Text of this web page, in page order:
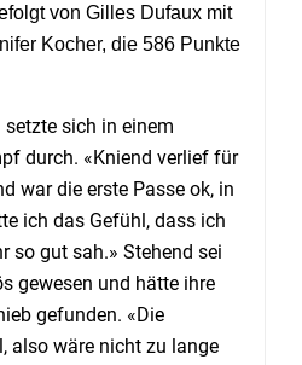
von Gilles Dufaux mit
Kocher, die 586 Punkte
sich in einem
durch. «Kniend verlief für
war die erste Passe ok, in
ich das Gefühl, dass ich
so gut sah.» Stehend sei
gewesen und hätte ihre
gefunden. «Die
also wäre nicht zu lange